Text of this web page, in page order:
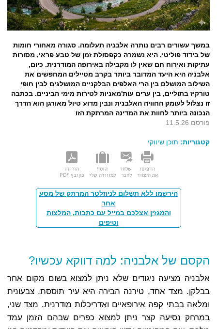
במשך עשורים רבים נותרה אלבניה תעלומה. סגורה מאחורי חומות
של בידוד פוליטי, היא נשמרה כקפסולת זמן של טבע פראי, מסורות
עתיקות ואירוח חם שאין לו מקבילה באירופה המודרנית. כיום,
אלבניה היא היעד המדובר ביותר בקרב מטיילים המחפשים את
השילוב המושלם בין הרי האלפים הבלקניים המושלגים לבין חופי
טורקיז בתוליים, בין ערים עות'מאניות לטירות מימי הביניים. בכתבה
זו נצלול לעומק החוויה האלבנית ונבין מדוע טיול מאורגן הוא הדרך
הנכונה ביותר לחוות את המדינה המרתקת הזו
פורסם 11.5.26
קטגוריות: תוכן שיווקי
הדפיסו
את העמוד
שלחו
לחבר
הוסף
למזוודה שלי
הורידו
כקובץ PDF
הירשמו ללא תשלום לניוזלטר המרתק של מסע
אחר
והמגזין אצלכם במייל עם כתבות, המלצות
וטיפים
הקסם של אלבניה: למה דווקא עכשיו?
אלבניה מציעה ניגודים שלא ניתן למצוא בשום מקום אחר
בבלקן. מצד אחד, טירנה הבירה היא עיר תוססת, צבעונית
ומלאה בבתי קפה אירופאיים ואדריכלות מודרנית. מצד שני,
במרחק נסיעה קצר ניתן למצוא כפרים שבהם הזמן עמד